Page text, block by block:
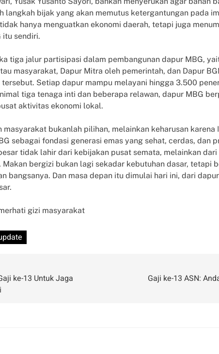
langkah bijak yang akan memutus ketergantungan pada
hanya menguatkan ekonomi daerah, tetapi juga
itu sendiri.
tiga jalur partisipasi dalam pembangunan dapur MBG,
masyarakat, Dapur Mitra oleh pemerintah, dan Dapur
Setiap dapur mampu melayani hingga 3.500
tiga tenaga inti dan beberapa relawan, dapur MBG
aktivitas ekonomi lokal.
masyarakat bukanlah pilihan, melainkan keharusan karena
sebagai fondasi generasi emas yang sehat, cerdas, dan
tidak lahir dari kebijakan pusat semata, melainkan
Makan bergizi bukan lagi sekadar kebutuhan dasar, tetapi
bangsanya. Dan masa depan itu dimulai hari ini, dari
gizi masyarakat
ke-13 Untuk Jaga
Gaji ke-13 ASN: